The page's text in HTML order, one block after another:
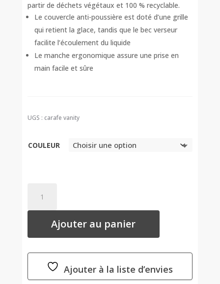
partir de déchets végétaux et 100 % recyclable.
Le couvercle anti-poussière est doté d’une grille
qui retient la glace, tandis que le bec verseur
facilite l’écoulement du liquide
Le manche ergonomique assure une prise en
main facile et sûre
UGS : carafe vanity
COULEUR
CARAFE
3
COULEURS
AU
Ajouter au panier
Ajouter à la liste d’envies